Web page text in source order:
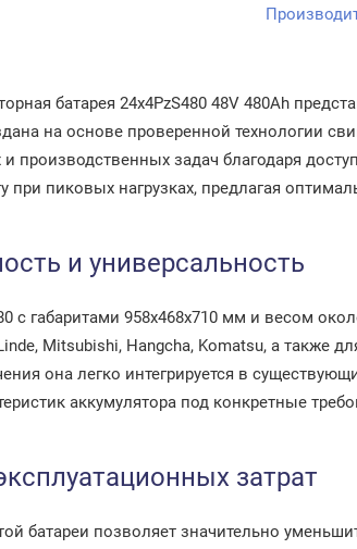
батарея 24x4PzS480 48V 480Ah
на основе проверенной технологии
и производственных задач благодаря
при пиковых нагрузках, предлагая
и универсальность
с габаритами 958x468x710 мм и весом
Mitsubishi, Hangcha, Komatsu, а также
она легко интегрируется в
аккумулятора под конкретные
затрат
батареи позволяет значительно